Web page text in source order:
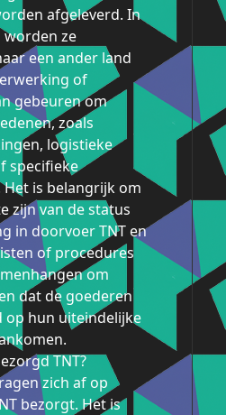
afgeleverd. In
worden ze
een ander land
of
gebeuren om
zoals
logistieke
specifieke
is belangrijk om
zijn van de status
in doorvoer TNT en
of procedures
om
dat de goederen
op hun uiteindelijke
TNT?
zich af op
bezorgt. Het is